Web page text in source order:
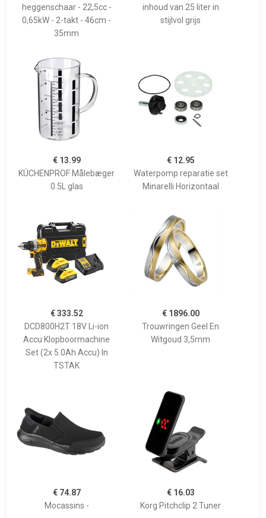
heggenschaar - 22,5cc -
0,65kW - 2-takt - 46cm -
35mm
inhoud van 25 liter in
stijlvol grijs
€ 13.99
KÜCHENPROF Målebæger
0.5L glas
€ 12.95
Waterpomp reparatie set
Minarelli Horizontaal
€ 333.52
DCD800H2T 18V Li-ion
Accu Klopboormachine
Set (2x 5.0Ah Accu) In
TSTAK
€ 1896.00
Trouwringen Geel En
Witgoud 3,5mm
€ 74.87
Mocassins -
€ 16.03
Korg Pitchclip 2 Tuner